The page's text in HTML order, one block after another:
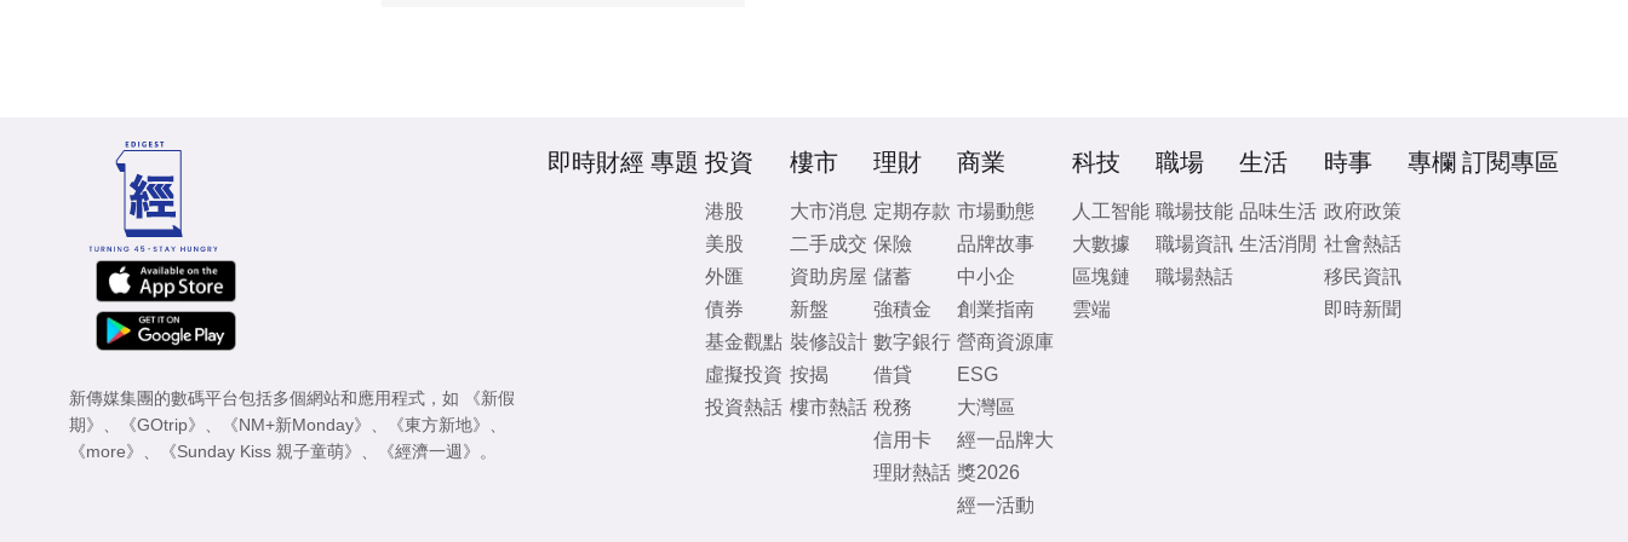
新傳媒集團的數碼平台包括多個網站和應用程式，如
《新假
期》
《GOtrip》 《NM+新Monday》 《東方新地》
《more》
《Sunday Kiss 親子童萌》 《經濟一週》 。
即時財經 專題 投資
港股
美股
外匯
債券
基金觀點
虛擬投資
投資熱話
樓市
大市消息
二手成交
資助房屋
新盤
裝修設計
按揭
樓市熱話
理財
定期存款
保險
儲蓄
強積金
數字銀行
借貸
稅務
信用卡
理財熱話
商業
市場動態
品牌故事
中小企
創業指南
營商資源庫
ESG
大灣區
經一品牌大
獎2026
經一活動
科技
人工智能
大數據
區塊鏈
雲端
職場
職場技能
職場資訊
職場熱話
生活
品味生活
生活消閒
時事
政府政策
社會熱話
移民資訊
即時新聞
專欄 訂閱專區